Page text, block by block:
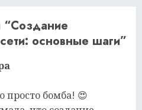
“Создание
основные шаги”
просто бомба! 😍